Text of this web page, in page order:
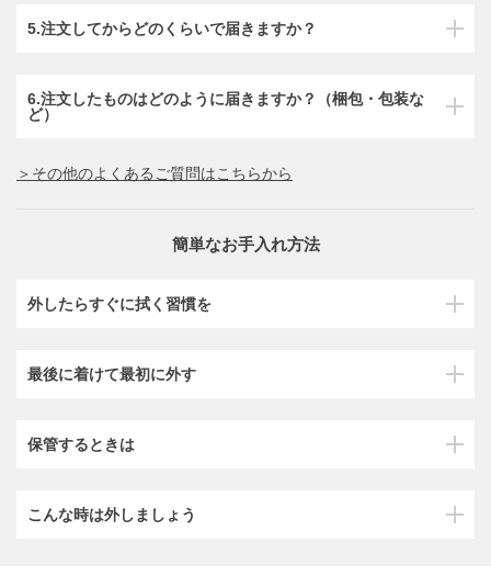
5.注文してからどのくらいで届きますか？
6.注文したものはどのように届きますか？（梱包・包装な
ど）
＞その他のよくあるご質問はこちらから
簡単なお手入れ方法
外したらすぐに拭く習慣を
最後に着けて最初に外す
保管するときは
こんな時は外しましょう